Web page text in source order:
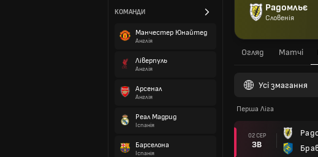
КОМАНДИ
Манчестер Юнайтед
Англія
Ліверпуль
Англія
Арсенал
Англія
Реал Мадрид
Іспанія
Барселона
Іспанія
Радомльє
Словенія
Огляд Матчі
Усі змагання
Перша Ліга
02 СЕР
ЗВ